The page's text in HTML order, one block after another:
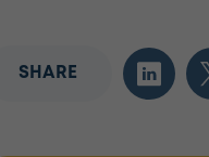
SHARE